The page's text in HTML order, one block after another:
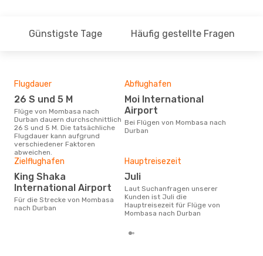
Günstigste Tage Häufig gestellte Fragen
Flugdauer
26 S und 5 M
Flüge von Mombasa nach
Durban dauern durchschnittlich
26 S und 5 M. Die tatsächliche
Flugdauer kann aufgrund
verschiedener Faktoren
abweichen.
Abflughafen
Moi International
Airport
Bei Flügen von Mombasa nach
Durban
Zielflughafen
King Shaka
International Airport
Für die Strecke von Mombasa
nach Durban
Hauptreisezeit
Juli
Laut Suchanfragen unserer
Kunden ist Juli die
Hauptreisezeit für Flüge von
Mombasa nach Durban